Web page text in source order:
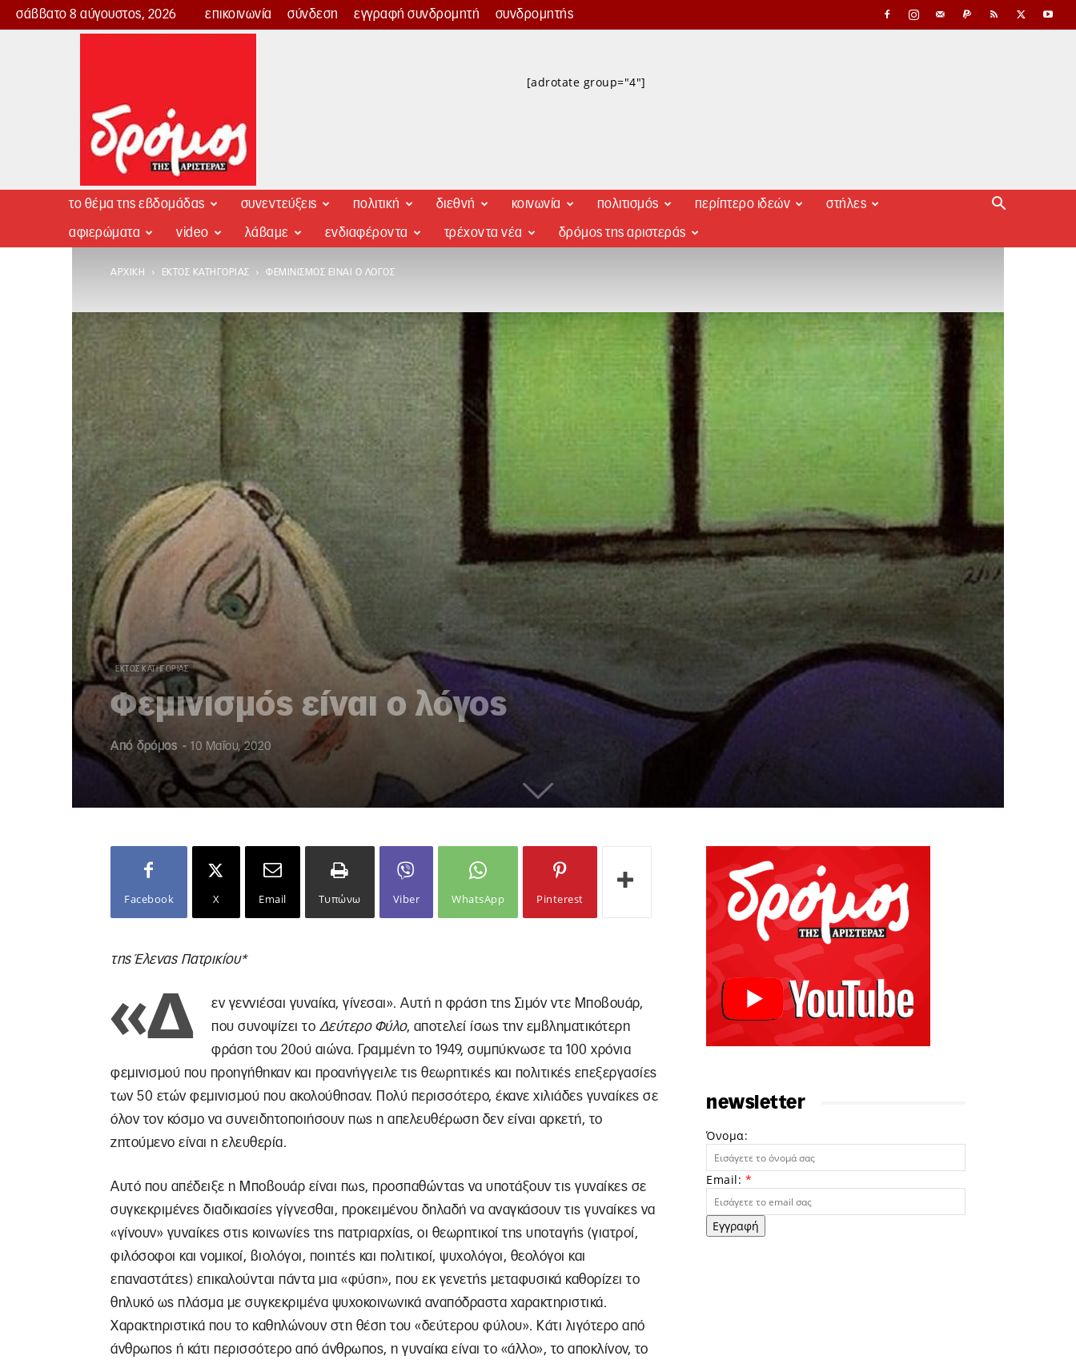
σάββατο 8 αύγουστος, 2026 επικοινωνία σύνδεση εγγραφή συνδρομητή συνδρομητής
Δρόμος
[adrotate group="4"]
το θέμα της εβδομάδας συνεντεύξεις πολιτική διεθνή κοινωνία πολιτισμός περίπτερο ιδεών στήλες
αφιερώματα video λάβαμε ενδιαφέροντα τρέχοντα νέα δρόμος της αριστεράς
ΑΡΧΙΚΉ ΕΚΤΌΣ ΚΑΤΗΓΟΡΊΑΣ ΦΕΜΙΝΙΣΜΌΣ ΕΊΝΑΙ Ο ΛΌΓΟΣ
ΕΚΤΌΣ ΚΑΤΗΓΟΡΊΑΣ
Φεμινισμός είναι ο λόγος
Από δρόμος - 10 Μαΐου, 2020
Facebook X Email Τυπώνω Viber WhatsApp Pinterest
της Έλενας Πατρικίου*
«Δ
εν γεννιέσαι γυναίκα, γίνεσαι». Αυτή η φράση της Σιμόν ντε Μποβουάρ,
που συνοψίζει το Δεύτερο Φύλο, αποτελεί ίσως την εμβληματικότερη
φράση του 20ού αιώνα. Γραμμένη το 1949, συμπύκνωσε τα 100 χρόνια
φεμινισμού που προηγήθηκαν και προανήγγειλε τις θεωρητικές και πολιτικές επεξεργασίες
των 50 ετών φεμινισμού που ακολούθησαν. Πολύ περισσότερο, έκανε χιλιάδες γυναίκες σε
όλον τον κόσμο να συνειδητοποιήσουν πως η απελευθέρωση δεν είναι αρκετή, το
ζητούμενο είναι η ελευθερία.
Αυτό που απέδειξε η Μποβουάρ είναι πως, προσπαθώντας να υποτάξουν τις γυναίκες σε
συγκεκριμένες διαδικασίες γίγνεσθαι, προκειμένου δηλαδή να αναγκάσουν τις γυναίκες να
«γίνουν» γυναίκες στις κοινωνίες της πατριαρχίας, οι θεωρητικοί της υποταγής (γιατροί,
φιλόσοφοι και νομικοί, βιολόγοι, ποιητές και πολιτικοί, ψυχολόγοι, θεολόγοι και
επαναστάτες) επικαλούνται πάντα μια «φύση», που εκ γενετής μεταφυσικά καθορίζει το
θηλυκό ως πλάσμα με συγκεκριμένα ψυχοκοινωνικά αναπόδραστα χαρακτηριστικά.
Χαρακτηριστικά που το καθηλώνουν στη θέση του «δεύτερου φύλου». Κάτι λιγότερο από
άνθρωπος ή κάτι περισσότερο από άνθρωπος, η γυναίκα είναι το «άλλο», το αποκλίνον, το
newsletter
Όνομα:
Email: *
Εγγραφή